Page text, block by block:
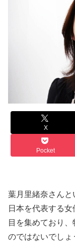
X
Pocket
葉月里緒奈さんと
日本を代表する
目を集めており
のではないでし